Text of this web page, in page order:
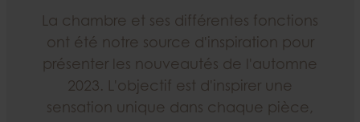
La chambre et ses différentes fonctions
ont été notre source d'inspiration pour
présenter les nouveautés de l'automne
2023. L'objectif est d'inspirer une
sensation unique dans chaque pièce,